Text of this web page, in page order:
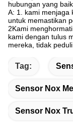
hubungan yang
A: 1. kami menjaga
untuk memastikan
2Kami
kami dengan tulus
mereka, tidak
Tag:
Sensor Nox
Sensor Nox